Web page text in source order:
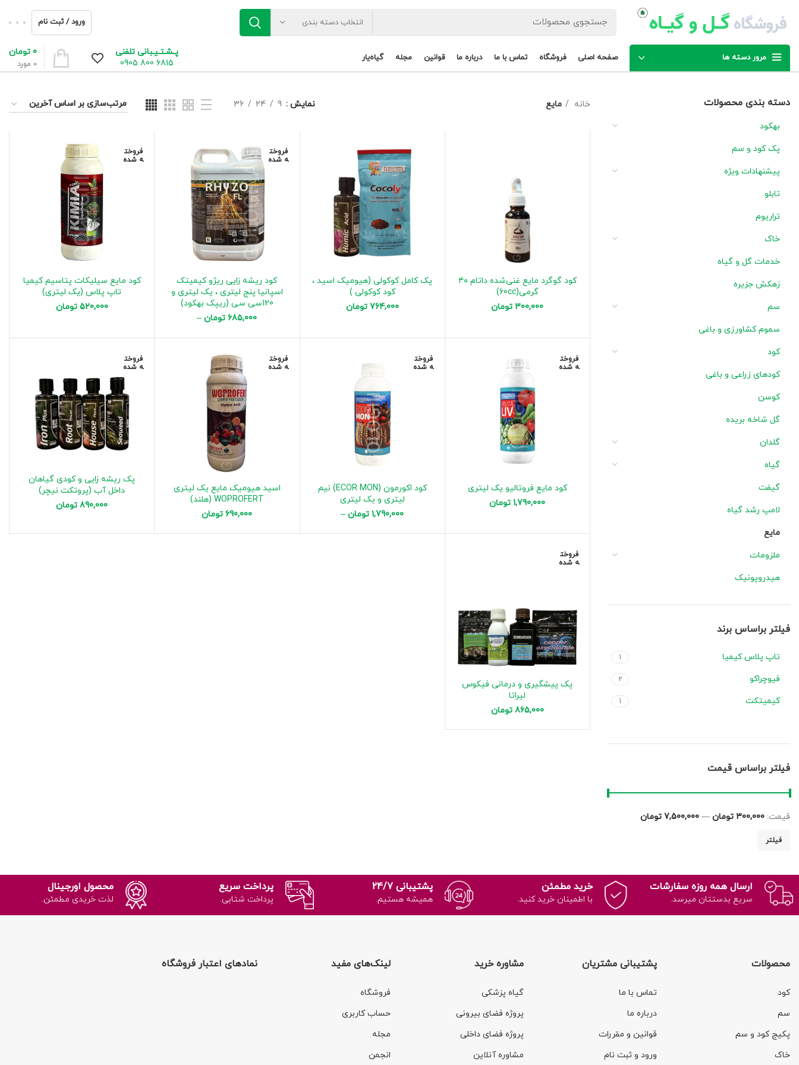
انتخاب دسته بندی ورود / ثبت نام
مرور دسته ها صفحه اصلی فروشگاه تماس با ما درباره ما قوانین مجله گیاه‌یار
پـشـتـیـبانی تلفنی
6815 800 0905
0 مورد
0 تومان
دسته بندی محصولات
بهکود
پک کود و سم
پیشنهادات ویژه
تابلو
تراریوم
خاک
خدمات گل و گیاه
زهکش جزیره
سم
سموم کشاورزی و باغی
کود
کودهای زراعی و باغی
کوسن
گل شاخه بریده
گلدان
گیاه
گیفت
لامپ رشد گیاه
مایع
ملزومات
هیدروپونیک
فیلتر براساس برند
تاپ پلاس کیمیا 1
فیوچراکو 2
کیمیتکت 1
فیلتر براساس قیمت
فیلتر
قیمت: 300,000 تومان — 7,500,000 تومان
خانه مایع نمایش 9
24
36
کود گوگرد مایع غنی‌شده داتام ۴۰
گرمی(60cc)
300,000 تومان
پک کامل کوکولی (هیومیک اسید ،
کود کوکولی )
764,000 تومان
فروخت
ه شده
کود ریشه زایی ریژو کیمیتک
اسپانیا پنج لیتری ، یک لیتری و
120سی سی (ریپک بهکود)
685,000 تومان –
فروخت
ه شده
کود مایع سیلیکات پتاسیم کیمیا
تاپ پلاس (یک لیتری)
520,000 تومان
فروخت
ه شده
کود مایع فروتالیو یک لیتری
1,790,000 تومان
فروخت
ه شده
کود اکورمون (ECOR MON) نیم
لیتری و یک لیتری
1,790,000 تومان –
فروخت
ه شده
اسید هیومیک مایع یک لیتری
WOPROFERT (هلند)
690,000 تومان
فروخت
ه شده
پک ریشه زایی و کودی گیاهان
داخل آب (پروتکت نیچر)
890,000 تومان
فروخت
ه شده
پک پیشگیری و درمانی فیکوس
لیراتا
865,000 تومان
ارسال همه روزه سفارشات
سریع بدستتان میرسد.
خرید مطمئن
با اطمینان خرید کنید.
پشتیبانی 24/7
همیشه هستیم.
پرداخت سریع
پرداخت شتابی.
محصول اورجینال
لذت خریدی مطمئن.
محصولات
کود
سم
پکیج کود و سم
خاک
پشتیبانی مشتریان
تماس با ما
درباره ما
قوانین و مقررات
ورود و ثبت نام
مشاوره خرید
گیاه پزشکی
پروژه فضای بیرونی
پروژه فضای داخلی
مشاوره آنلاین
لینک‌های مفید
فروشگاه
حساب کاربری
مجله
انجمن
نمادهای اعتبار فروشگاه